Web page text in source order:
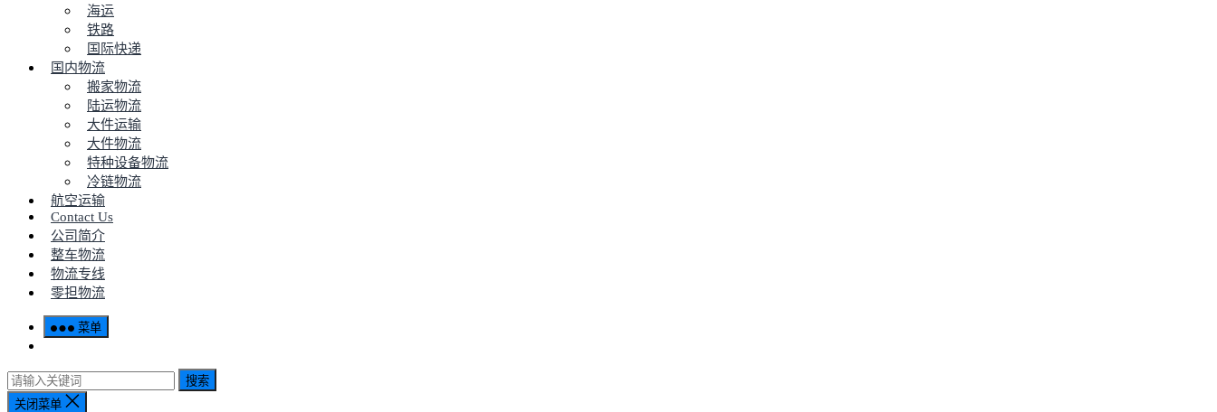
海运
铁路
国际快递
国内物流
搬家物流
陆运物流
大件运输
大件物流
特种设备物流
冷链物流
航空运输
Contact Us
公司简介
整车物流
物流专线
零担物流
菜单
搜索
关闭菜单